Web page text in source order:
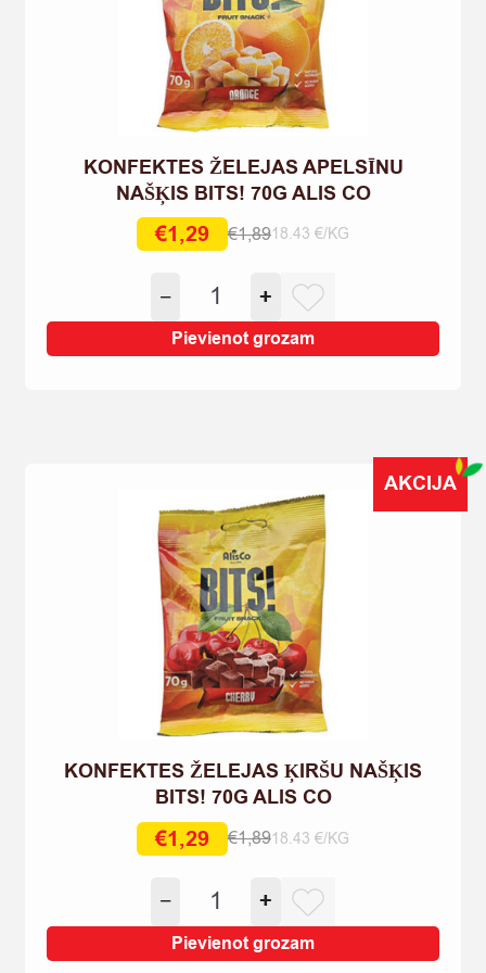
KONFEKTES ŽELEJAS APELSĪNU
NAŠĶIS BITS! 70G ALIS CO
€1,89
Original
was:
€1,89.
€1,29
Current
€1,29.
18.43 €/KG
−
KONFEKTES
ŽELEJAS
APELSĪNU
NAŠĶIS
+
Pievienot grozam
KONFEKTES ŽELEJAS ĶIRŠU NAŠĶIS
BITS! 70G ALIS CO
AKCIJA
€1,89
Original
was:
€1,89.
€1,29
Current
€1,29.
18.43 €/KG
−
KONFEKTES
ŽELEJAS
ĶIRŠU
NAŠĶIS
+
Pievienot grozam